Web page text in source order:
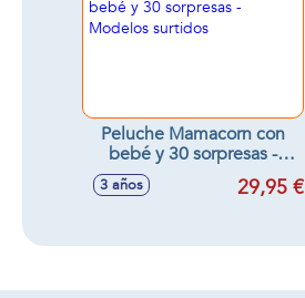
Peluche Mamacorn con
bebé y 30 sorpresas -
Modelos surtidos
3 años 29,95 €